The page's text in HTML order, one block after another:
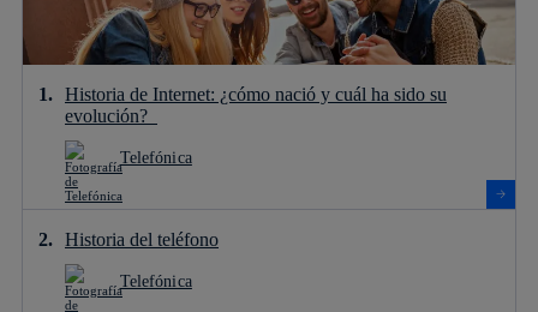
Historia de Internet: ¿cómo nació y cuál ha sido su
evolución?
Telefónica
Historia del teléfono
Telefónica